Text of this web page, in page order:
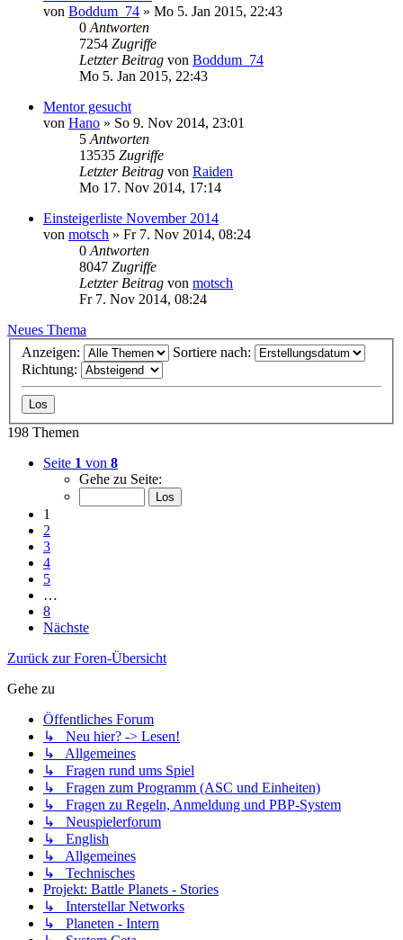
von Boddum_74 » Mo 5. Jan 2015, 22:43
0 Antworten
7254 Zugriffe
Letzter Beitrag von Boddum_74
Mo 5. Jan 2015, 22:43
Mentor gesucht
von Hano » So 9. Nov 2014, 23:01
5 Antworten
13535 Zugriffe
Letzter Beitrag von Raiden
Mo 17. Nov 2014, 17:14
Einsteigerliste November 2014
von motsch » Fr 7. Nov 2014, 08:24
0 Antworten
8047 Zugriffe
Letzter Beitrag von motsch
Fr 7. Nov 2014, 08:24
Neues Thema
Anzeigen:
Sortiere nach:
Richtung:
198 Themen
Seite 1 von 8
Gehe zu Seite:
1
2
3
4
5
…
8
Nächste
Zurück zur Foren-Übersicht
Gehe zu
Öffentliches Forum
↳ Neu hier? -> Lesen!
↳ Allgemeines
↳ Fragen rund ums Spiel
↳ Fragen zum Programm (ASC und Einheiten)
↳ Fragen zu Regeln, Anmeldung und PBP-System
↳ Neuspielerforum
↳ English
↳ Allgemeines
↳ Technisches
Projekt: Battle Planets - Stories
↳ Interstellar Networks
↳ Planeten - Intern